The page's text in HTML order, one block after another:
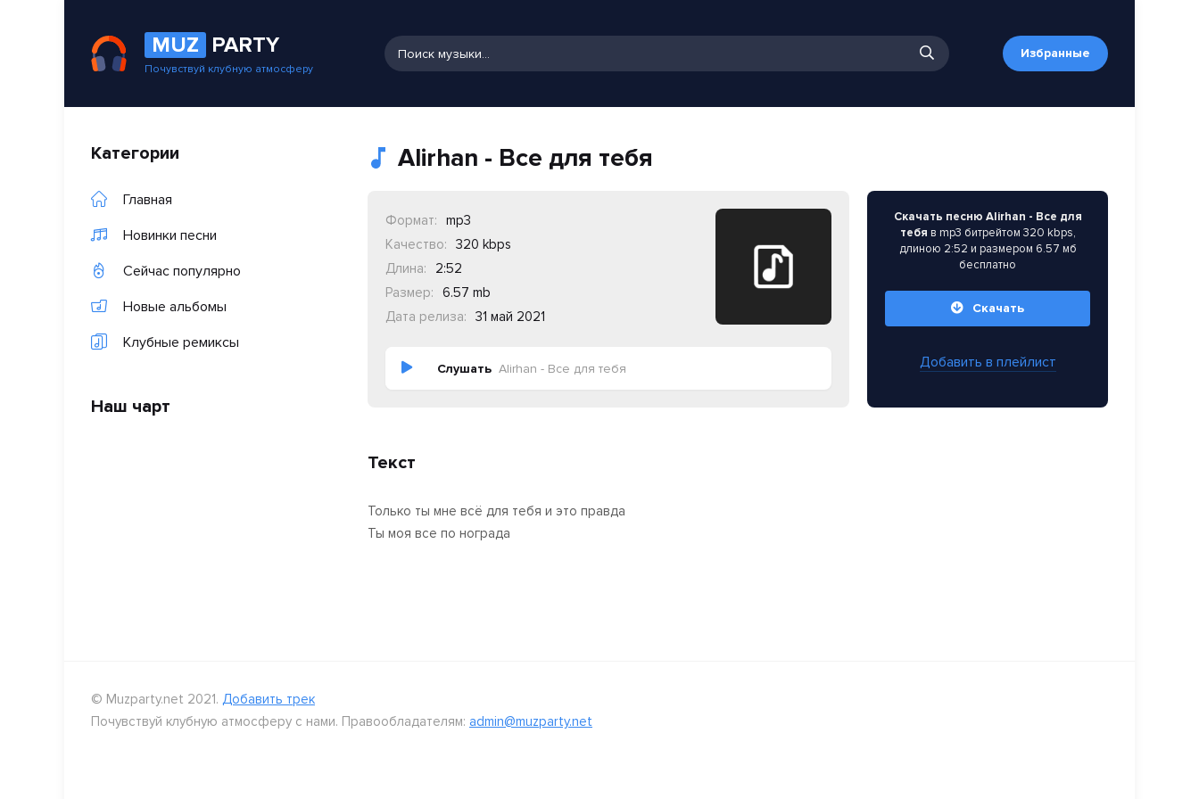
MUZ PARTY
Почувствуй клубную атмосферу
Избранные
Категории
Главная
Новинки песни
Сейчас популярно
Новые альбомы
Клубные ремиксы
Наш чарт
Alirhan - Все для тебя
Формат:
mp3
Качество:
320 kbps
Длина:
2:52
Размер:
6.57 mb
Дата релиза:
31 май 2021
Слушать Alirhan - Все для тебя
Скачать песню Alirhan - Все для
тебя в mp3 битрейтом 320 kbps,
длиною 2:52 и размером 6.57 мб
бесплатно
Скачать
Добавить в плейлист
Текст
Только ты мне всё для тебя и это правда
Ты моя все по нограда
© Muzparty.net 2021. Добавить трек
Почувствуй клубную атмосферу с нами. Правообладателям: admin@muzparty.net